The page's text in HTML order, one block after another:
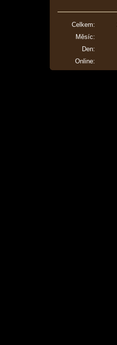
Online:
Celkem:
Měsíc:
Den: